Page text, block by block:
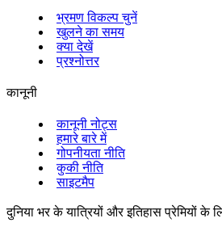
भ्रमण विकल्प चुनें
खुलने का समय
क्या देखें
प्रश्नोत्तर
कानूनी
कानूनी नोट्स
हमारे बारे में
गोपनीयता नीति
कुकी नीति
साइटमैप
दुनिया भर के यात्रियों और इतिहास प्रेमियों